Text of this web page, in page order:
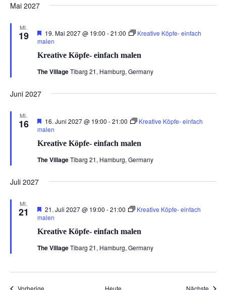
Mai 2027
MI.
19
Kreative Köpfe- einfach malen
Hervorgehoben
19. Mai 2027 @ 19:00 -21:00
Kreative Köpfe- einfach
malen
The VillageTibarg 21, Hamburg, Germany
Juni 2027
MI.
16
Kreative Köpfe- einfach malen
Hervorgehoben
16. Juni 2027 @ 19:00 -21:00
Kreative Köpfe- einfach
malen
The VillageTibarg 21, Hamburg, Germany
Juli 2027
MI.
21
Kreative Köpfe- einfach malen
Hervorgehoben
21. Juli 2027 @ 19:00 -21:00
Kreative Köpfe- einfach
malen
The VillageTibarg 21, Hamburg, Germany
Veranstaltungen